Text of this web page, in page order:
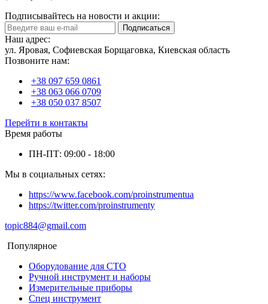
Подписывайтесь на новости и акции:
Подписаться
Наш адрес:
ул. Яровая, Софиевская Борщаговка, Киевская область
Позвоните нам:
+38 097 659 0861
+38 063 066 0709
+38 050 037 8507
Перейти в контакты
Время работы
ПН-ПТ: 09:00 - 18:00
Мы в социальных сетях:
https://www.facebook.com/proinstrumentua
https://twitter.com/proinstrumenty
topic884@gmail.com
Популярное
Оборудование для СТО
Ручной инструмент и наборы
Измерительные приборы
Спец инструмент